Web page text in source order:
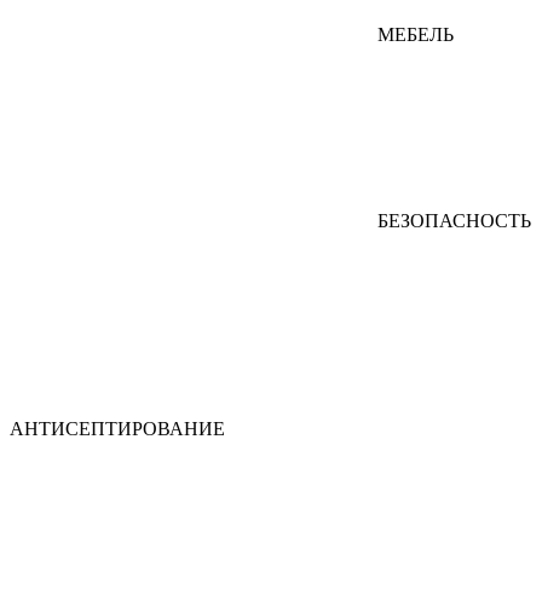
МЕБЕЛЬ
БЕЗОПАСНОСТЬ
АНТИСЕПТИРОВАНИЕ